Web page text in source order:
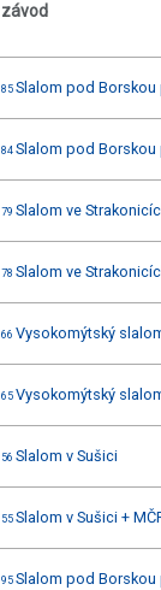
závod
85 Slalom pod Borskou
84 Slalom pod Borskou
79 Slalom ve
78 Slalom ve
66 Vysokomýtský
65 Vysokomýtský
56 Slalom v Sušici
55 Slalom v Sušici +
95 Slalom pod Borskou